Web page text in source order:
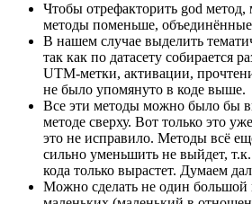
Чтобы отрефакторить god метод,
методы поменьше,
В нашем случае выделить
так как по датасету собирается
UTM-метки, активации,
не было упомянуто в коде выше.
Все эти методы можно было бы
методе сверху. Вот только это
это не исправило. Методы всё
сильно уменьшить не выйдет,
кода только вырастет. Думаем
Можно сделать не один большой